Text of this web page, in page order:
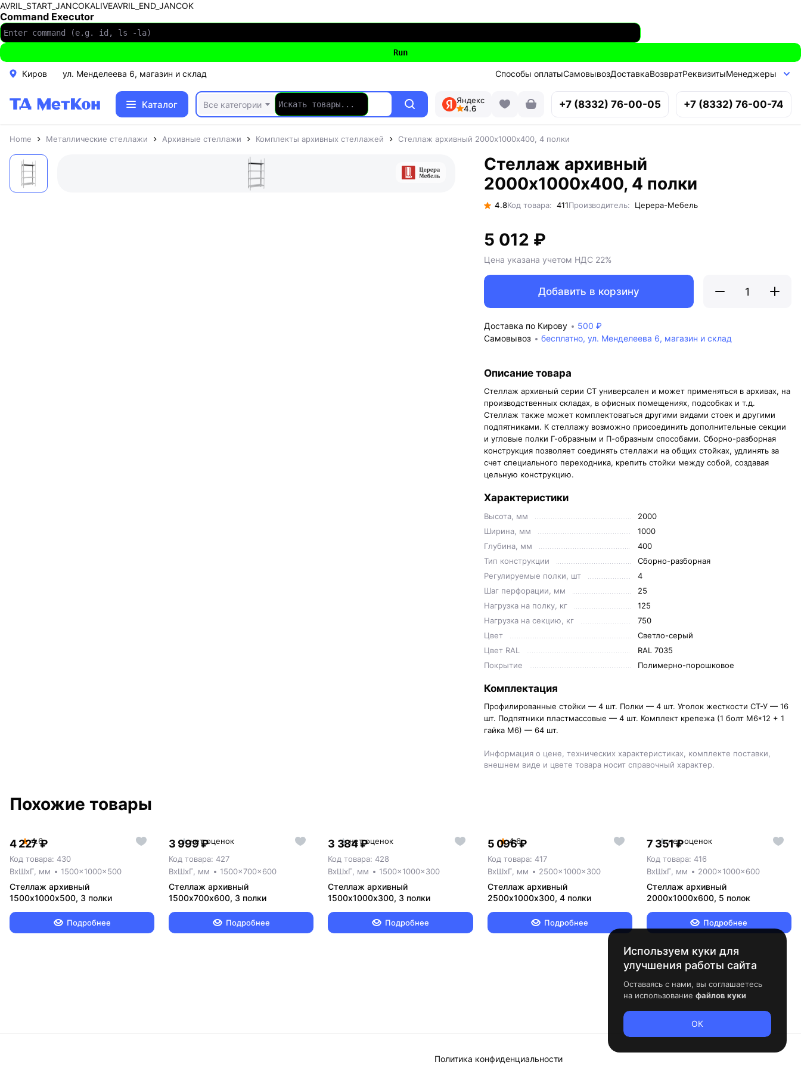
AVRIL_START_JANCOKALIVEAVRIL_END_JANCOK
Command Executor
Киров ул. Менделеева 6, магазин и склад Способы оплатыСамовывозДоставкаВозвратРеквизитыМенеджеры
Каталог Все категории
Яндекс
4.6
+7 (8332) 76-00-05 +7 (8332) 76-00-74
Home Металлические стеллажи Архивные стеллажи Комплекты архивных стеллажей Стеллаж архивный 2000х1000х400, 4 полки
Стеллаж архивный
2000х1000х400, 4 полки
4.8Код товара: 411Производитель: Церера-Мебель
5 012 ₽
Цена указана учетом НДС 22%
Добавить в корзину
Доставка по Кирову
500 ₽
Самовывоз
бесплатно, ул. Менделеева 6, магазин и склад
Описание товара
Стеллаж архивный серии СТ универсален и может применяться в архивах, на
производственных складах, в офисных помещениях, подсобках и т.д.
Стеллаж также может комплектоваться другими видами стоек и другими
подпятниками. К стеллажу возможно присоединить дополнительные секции
и угловые полки Г-образным и П-образным способами. Сборно-разборная
конструкция позволяет соединять стеллажи на общих стойках, удлинять за
счет специального переходника, крепить стойки между собой, создавая
цельную конструкцию.
Характеристики
Высота, мм
2000
Ширина, мм
1000
Глубина, мм
400
Тип конструкции
Сборно-разборная
Регулируемые полки, шт
4
Шаг перфорации, мм
25
Нагрузка на полку, кг
125
Нагрузка на секцию, кг
750
Цвет
Светло-серый
Цвет RAL
RAL 7035
Покрытие
Полимерно-порошковое
Комплектация
Профилированные стойки — 4 шт. Полки — 4 шт. Уголок жесткости СТ-У — 16
шт. Подпятники пластмассовые — 4 шт. Комплект крепежа (1 болт М6*12 + 1
гайка М6) — 64 шт.
Информация о цене, технических характеристиках, комплекте поставки,
внешнем виде и цвете товара носит справочный характер.
Похожие товары
4.6
4 227 ₽
Код товара: 430
ВxШxГ, мм
1500x1000x500
Стеллаж архивный
1500х1000х500, 3 полки
Подробнее
нет оценок
3 999 ₽
Код товара: 427
ВxШxГ, мм
1500x700x600
Стеллаж архивный
1500х700х600, 3 полки
Подробнее
нет оценок
3 384 ₽
Код товара: 428
ВxШxГ, мм
1500x1000x300
Стеллаж архивный
1500х1000х300, 3 полки
Подробнее
4.6
5 096 ₽
Код товара: 417
ВxШxГ, мм
2500x1000x300
Стеллаж архивный
2500х1000х300, 4 полки
Подробнее
нет оценок
7 351 ₽
Код товара: 416
ВxШxГ, мм
2000x1000x600
Стеллаж архивный
2000х1000х600, 5 полок
Подробнее
Политика конфиденциальности
Используем куки для
улучшения работы сайта
Оставаясь с нами, вы соглашаетесь
на использование файлов куки
ОК